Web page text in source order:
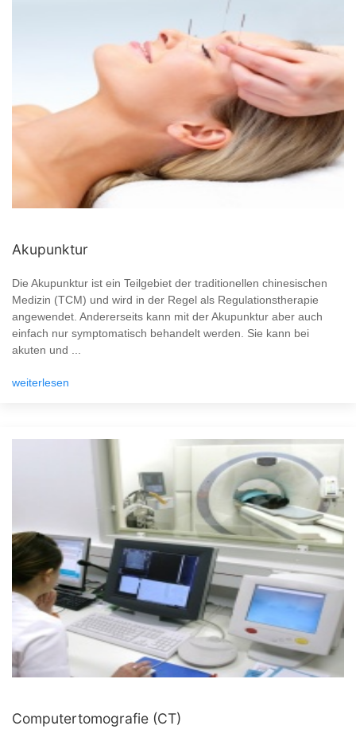
Akupunktur
Die Akupunktur ist ein Teilgebiet der traditionellen chinesischen
Medizin (TCM) und wird in der Regel als Regulationstherapie
angewendet. Andererseits kann mit der Akupunktur aber auch
einfach nur symptomatisch behandelt werden. Sie kann bei
akuten und ...
weiterlesen
Computertomografie (CT)